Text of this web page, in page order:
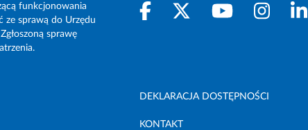
funkcjonowania
ze sprawą do Urzędu
sprawę
DEKLARACJA DOSTĘPNOŚCI
KONTAKT